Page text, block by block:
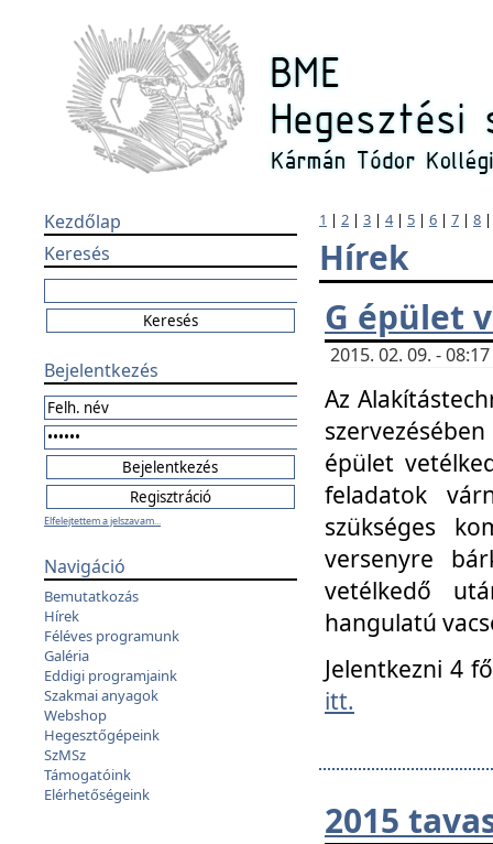
Kezdőlap
Keresés
Bejelentkezés
Elfelejtettem a jelszavam...
Navigáció
Bemutatkozás
Hírek
Féléves programunk
Galéria
Eddigi programjaink
Szakmai anyagok
Webshop
Hegesztőgépeink
SzMSz
Támogatóink
Elérhetőségeink
1 | 2 | 3 | 4| 5 | 6 | 7 | 8
Hírek
G épület
2015. 02. 09. -
Az
épület
feladatok
szükséges
versenyre
vetélkedő
hangulatú
Jelentkezni 4
itt.
2015